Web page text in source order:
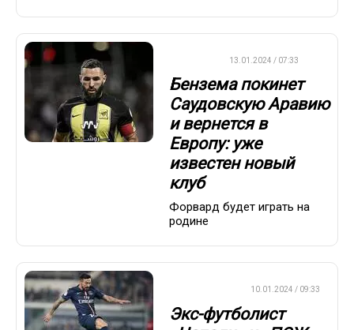
13.01.2024 / 07:33
Бензема покинет
Саудовскую Аравию
и вернется в
Европу: уже
известен новый
клуб
Форвард будет играть на
родине
10.01.2024 / 09:33
Экс-футболист